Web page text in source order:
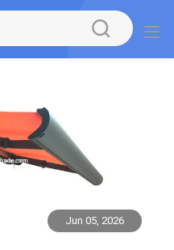
Jun 05, 2026